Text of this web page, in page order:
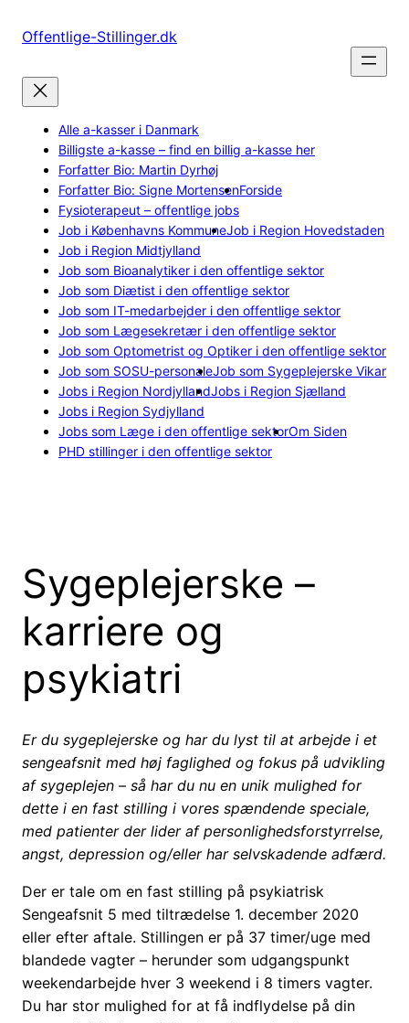
Offentlige-Stillinger.dk
Alle a-kasser i Danmark
Billigste a-kasse – find en billig a-kasse her
Forfatter Bio: Martin Dyrhøj
Forfatter Bio: Signe MortensenForside
Fysioterapeut – offentlige jobs
Job i Københavns KommuneJob i Region Hovedstaden
Job i Region Midtjylland
Job som Bioanalytiker i den offentlige sektor
Job som Diætist i den offentlige sektor
Job som IT-medarbejder i den offentlige sektor
Job som Lægesekretær i den offentlige sektor
Job som Optometrist og Optiker i den offentlige sektor
Job som SOSU-personaleJob som Sygeplejerske Vikar
Jobs i Region NordjyllandJobs i Region Sjælland
Jobs i Region Sydjylland
Jobs som Læge i den offentlige sektorOm Siden
PHD stillinger i den offentlige sektor
Sygeplejerske –
karriere og
psykiatri
Er du sygeplejerske og har du lyst til at arbejde i et
sengeafsnit med høj faglighed og fokus på udvikling
af sygeplejen – så har du nu en unik mulighed for
dette i en fast stilling i vores spændende speciale,
med patienter der lider af personlighedsforstyrrelse,
angst, depression og/eller har selvskadende adfærd.
Der er tale om en fast stilling på psykiatrisk
Sengeafsnit 5 med tiltrædelse 1. december 2020
eller efter aftale. Stillingen er på 37 timer/uge med
blandede vagter – herunder som udgangspunkt
weekendarbejde hver 3 weekend i 8 timers vagter.
Du har stor mulighed for at få indflydelse på din